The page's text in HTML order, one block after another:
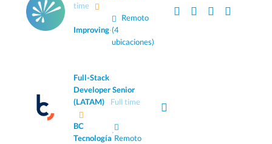
time
Improving·
Remoto
(4
ubicaciones)
Full-Stack
Developer Senior
(LATAM)
Full time
BC
Tecnología
·
Remoto